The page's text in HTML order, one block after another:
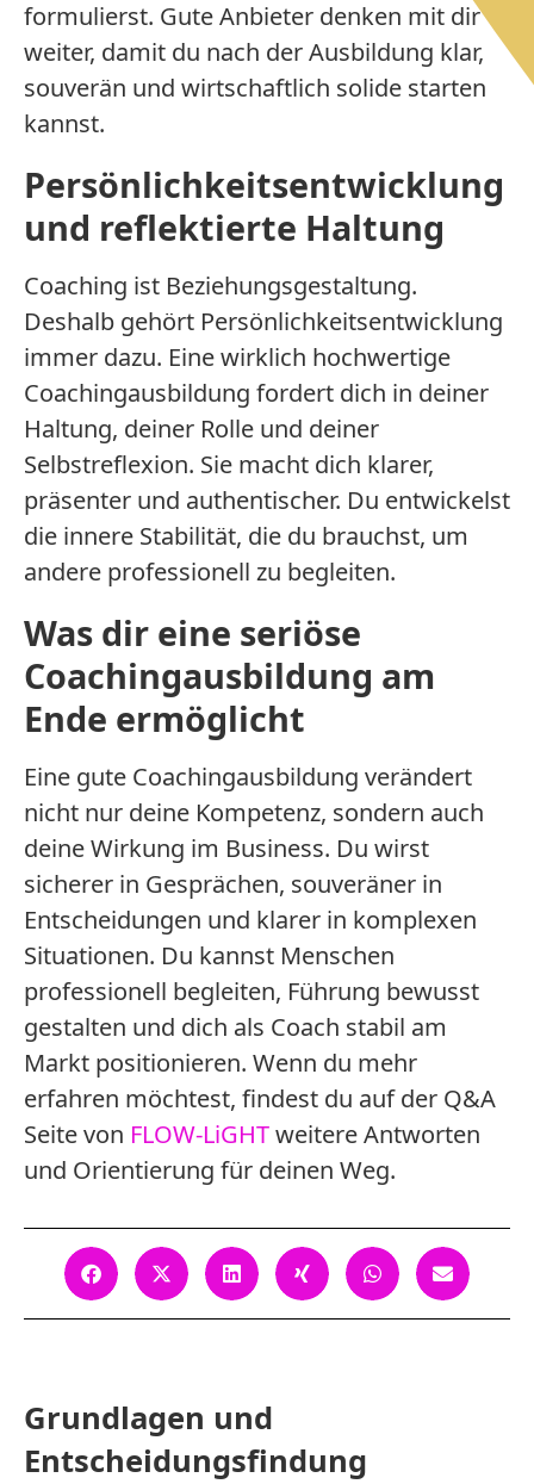
formulierst. Gute Anbieter denken mit dir
weiter, damit du nach der Ausbildung klar,
souverän und wirtschaftlich solide starten
kannst.
Persönlichkeitsentwicklung
und reflektierte Haltung
Coaching ist Beziehungsgestaltung.
Deshalb gehört Persönlichkeitsentwicklung
immer dazu. Eine wirklich hochwertige
Coachingausbildung fordert dich in deiner
Haltung, deiner Rolle und deiner
Selbstreflexion. Sie macht dich klarer,
präsenter und authentischer. Du entwickelst
die innere Stabilität, die du brauchst, um
andere professionell zu begleiten.
Was dir eine seriöse
Coachingausbildung am
Ende ermöglicht
Eine gute Coachingausbildung verändert
nicht nur deine Kompetenz, sondern auch
deine Wirkung im Business. Du wirst
sicherer in Gesprächen, souveräner in
Entscheidungen und klarer in komplexen
Situationen. Du kannst Menschen
professionell begleiten, Führung bewusst
gestalten und dich als Coach stabil am
Markt positionieren. Wenn du mehr
erfahren möchtest, findest du auf der Q&A
Seite von FLOW-LiGHTweitere Antworten
und Orientierung für deinen Weg.
Grundlagen und
Entscheidungsfindung